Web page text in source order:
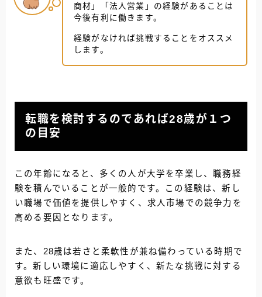
商材」「法人営業」の経験があることは
今後有利に働きます。
経験がなければ挑戦することをオススメ
します。
転職を検討するのであれば28歳が１つ
の目安
この年齢になると、多くの人が大学を卒業し、職務経
験を積んでいることが一般的です。この経験は、新し
い職場で価値を提供しやすく、求人市場での競争力を
高める要因となります。
また、28歳は若さと柔軟性が兼ね備わっている時期で
す。新しい環境に適応しやすく、新たな挑戦に対する
意欲も旺盛です。